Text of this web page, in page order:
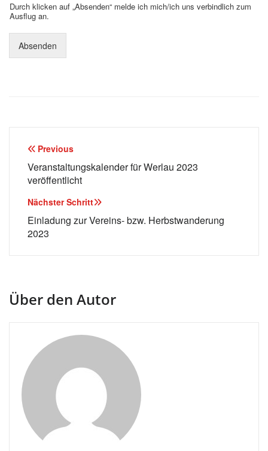
Durch klicken auf „Absenden“ melde ich mich/ich uns verbindlich zum
Ausflug an.
Absenden
Beitragsnavigation
Previous
Veranstaltungskalender für Werlau 2023
veröffentlicht
Nächster Schritt
Einladung zur Vereins- bzw. Herbstwanderung
2023
Über den Autor